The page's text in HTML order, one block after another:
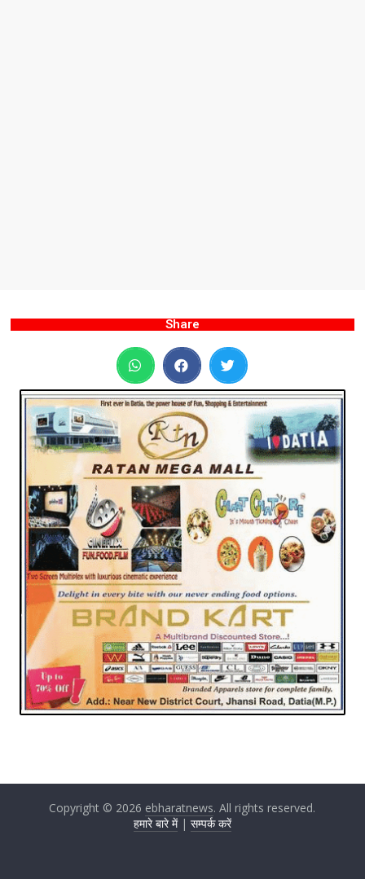
Share
Copyright © 2026 ebharatnews. All rights reserved.
हमारे बारे में| सम्पर्क करें